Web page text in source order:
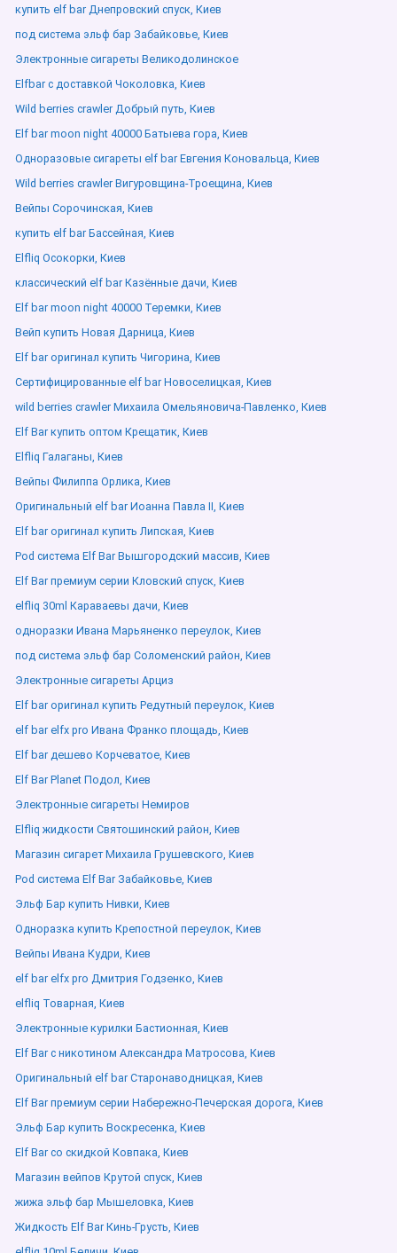
купить elf bar Днепровский спуск, Киев
под система эльф бар Забайковье, Киев
Электронные сигареты Великодолинское
Elfbar с доставкой Чоколовка, Киев
Wild berries crawler Добрый путь, Киев
Elf bar moon night 40000 Батыева гора, Киев
Одноразовые сигареты elf bar Евгения Коновальца, Киев
Wild berries crawler Вигуровщина-Троещина, Киев
Вейпы Сорочинская, Киев
купить elf bar Бассейная, Киев
Elfliq Осокорки, Киев
классический elf bar Казённые дачи, Киев
Elf bar moon night 40000 Теремки, Киев
Вейп купить Новая Дарница, Киев
Elf bar оригинал купить Чигорина, Киев
Сертифицированные elf bar Новоселицкая, Киев
wild berries crawler Михаила Омельяновича-Павленко, Киев
Elf Bar купить оптом Крещатик, Киев
Elfliq Галаганы, Киев
Вейпы Филиппа Орлика, Киев
Оригинальный elf bar Иоанна Павла ІІ, Киев
Elf bar оригинал купить Липская, Киев
Pod система Elf Bar Вышгородский массив, Киев
Elf Bar премиум серии Кловский спуск, Киев
elfliq 30ml Караваевы дачи, Киев
одноразки Ивана Марьяненко переулок, Киев
под система эльф бар Соломенский район, Киев
Электронные сигареты Арциз
Elf bar оригинал купить Редутный переулок, Киев
elf bar elfx pro Ивана Франко площадь, Киев
Elf bar дешево Корчеватое, Киев
Elf Bar Planet Подол, Киев
Электронные сигареты Немиров
Elfliq жидкости Святошинский район, Киев
Магазин сигарет Михаила Грушевского, Киев
Pod система Elf Bar Забайковье, Киев
Эльф Бар купить Нивки, Киев
Одноразка купить Крепостной переулок, Киев
Вейпы Ивана Кудри, Киев
elf bar elfx pro Дмитрия Годзенко, Киев
elfliq Товарная, Киев
Электронные курилки Бастионная, Киев
Elf Bar с никотином Александра Матросова, Киев
Оригинальный elf bar Старонаводницкая, Киев
Elf Bar премиум серии Набережно-Печерская дорога, Киев
Эльф Бар купить Воскресенка, Киев
Elf Bar со скидкой Ковпака, Киев
Магазин вейпов Крутой спуск, Киев
жижа эльф бар Мышеловка, Киев
Жидкость Elf Bar Кинь-Грусть, Киев